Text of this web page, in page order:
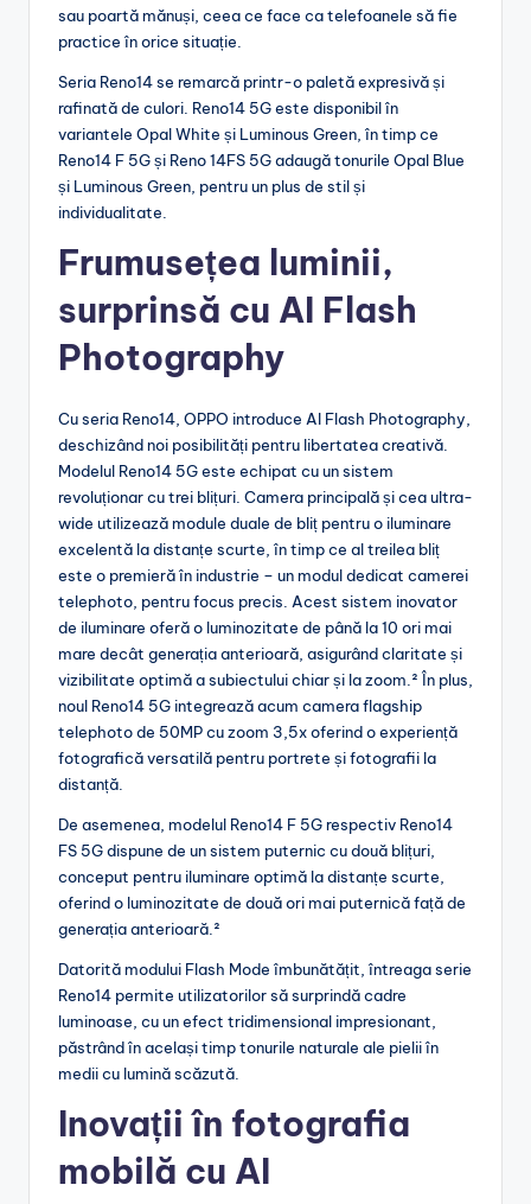
sau poartă mănuși, ceea ce face ca telefoanele să fie
practice în orice situație.
Seria Reno14 se remarcă printr-o paletă expresivă și
rafinată de culori. Reno14 5G este disponibil în
variantele Opal White și Luminous Green, în timp ce
Reno14 F 5G și Reno 14FS 5G adaugă tonurile Opal Blue
și Luminous Green, pentru un plus de stil și
individualitate.
Frumusețea luminii,
surprinsă cu AI Flash
Photography
Cu seria Reno14, OPPO introduce AI Flash Photography,
deschizând noi posibilități pentru libertatea creativă.
Modelul Reno14 5G este echipat cu un sistem
revoluționar cu trei blițuri. Camera principală și cea ultra-
wide utilizează module duale de bliț pentru o iluminare
excelentă la distanțe scurte, în timp ce al treilea bliț
este o premieră în industrie – un modul dedicat camerei
telephoto, pentru focus precis. Acest sistem inovator
de iluminare oferă o luminozitate de până la 10 ori mai
mare decât generația anterioară, asigurând claritate și
vizibilitate optimă a subiectului chiar și la zoom.² În plus,
noul Reno14 5G integrează acum camera flagship
telephoto de 50MP cu zoom 3,5x oferind o experiență
fotografică versatilă pentru portrete și fotografii la
distanță.
De asemenea, modelul Reno14 F 5G respectiv Reno14
FS 5G dispune de un sistem puternic cu două blițuri,
conceput pentru iluminare optimă la distanțe scurte,
oferind o luminozitate de două ori mai puternică față de
generația anterioară.²
Datorită modului Flash Mode îmbunătățit, întreaga serie
Reno14 permite utilizatorilor să surprindă cadre
luminoase, cu un efect tridimensional impresionant,
păstrând în același timp tonurile naturale ale pielii în
medii cu lumină scăzută.
Inovații în fotografia
mobilă cu AI